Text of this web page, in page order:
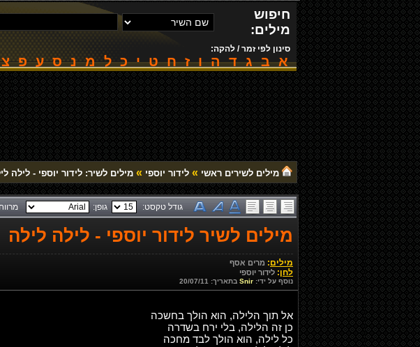
חיפוש
מילים:
סינון לפי זמר / להקה:
א ב ג ד ה ו ז ח ט י כ ל מ נ ס ע פ צ
מילים לשירים ראשי » לידור יוספי » מילים לשיר: לידור יוספי - לילה
גודל טקסט: גופן:
מילים לשיר לידור יוספי - לילה לילה
מילים: מרים אסף
לחן: לידור יוספי
נוסף על ידי: Snir בתאריך: 20/07/11
אל תוך הלילה, הוא הולך בחשכה
כן זה הלילה, בלי ירח בשדרה
כל לילה, הוא הולך לבד מחכה